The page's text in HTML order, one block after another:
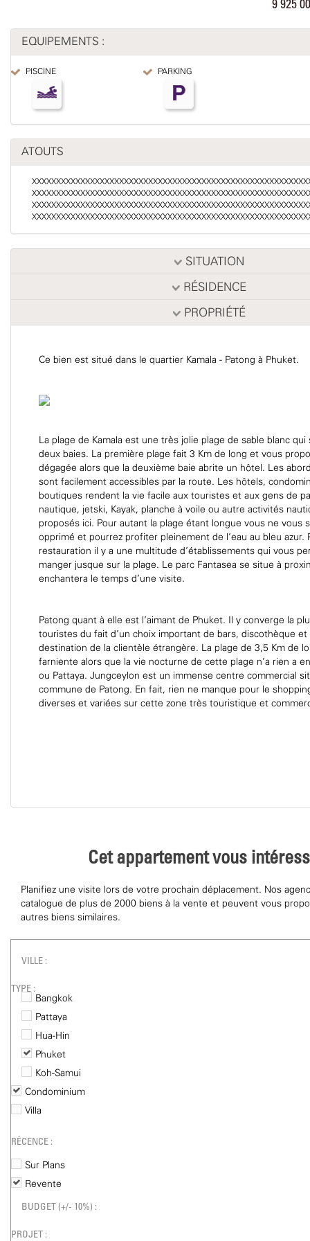
9 925
EQUIPEMENTS :
PISCINE PARKING
ATOUTS
SITUATION
RÉSIDENCE
PROPRIÉTÉ
Ce bien est situé dans le quartier Kamala - Patong à Phuket.
La plage de Kamala est une très jolie plage de sable blanc qui
deux baies. La première plage fait 3 Km de long et vous
dégagée alors que la deuxième baie abrite un hôtel. Les
sont facilement accessibles par la route. Les hôtels,
boutiques rendent la vie facile aux touristes et aux gens de
nautique, jetski, Kayak, planche à voile ou autre activités
proposés ici. Pour autant la plage étant longue vous ne vous
opprimé et pourrez profiter pleinement de l’eau au bleu azur.
restauration il y a une multitude d’établissements qui vous
manger jusque sur la plage. Le parc Fantasea se situe à
enchantera le temps d’une visite.
Patong quant à elle est l’aimant de Phuket. Il y converge la
touristes du fait d'un choix important de bars, discothèque et
destination de la clientèle étrangère. La plage de 3,5 Km de
farniente alors que la vie nocturne de cette plage n’a rien a
ou Pattaya. Jungceylon est un immense centre commercial
commune de Patong. En fait, rien ne manque pour le
diverses et variées sur cette zone très touristique et
Cet appartement vous
Planifiez une visite lors de votre prochain déplacement. Nos
catalogue de plus de 2000 biens à la vente et peuvent vous
autres biens similaires.
VILLE :
TYPE :
Bangkok
Pattaya
Hua-Hin
Phuket
Koh-Samui
Condominium
Villa
RÉCENCE :
Sur Plans
Revente
BUDGET (+/- 10%) :
PROJET :